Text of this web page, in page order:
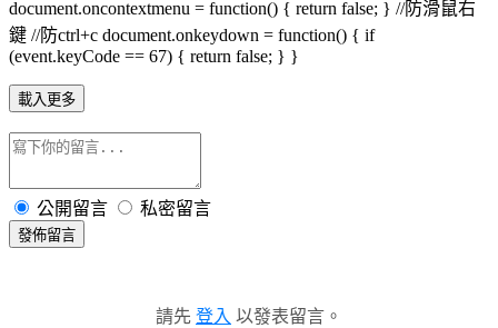
document.oncontextmenu = function() { return false; } //防滑鼠右
鍵 //防ctrl+c document.onkeydown = function() { if
(event.keyCode == 67) { return false; } }
載入更多
公開留言 私密留言
發佈留言
請先 登入 以發表留言。